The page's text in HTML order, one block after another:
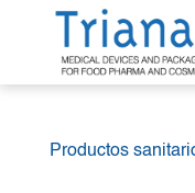
Productos